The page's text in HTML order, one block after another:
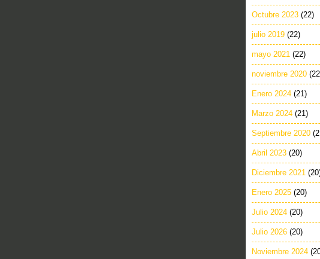
Octubre 2023 (22)
julio 2019 (22)
mayo 2021 (22)
noviembre 2020
Enero 2024 (21)
Marzo 2024 (21)
Septiembre 2020
Abril 2023 (20)
Diciembre 2021
Enero 2025 (20)
Julio 2024 (20)
Julio 2026 (20)
Noviembre 2024